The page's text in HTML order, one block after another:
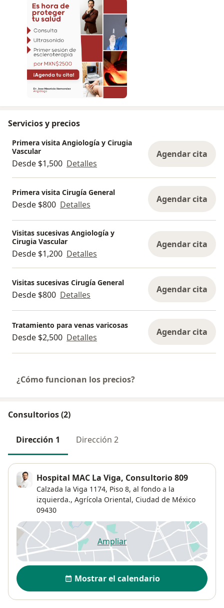
Servicios y precios
Primera visita Angiología y Cirugia
Vascular
Desde $1,500 Detalles
Agendar cita
Primera visita Cirugía General
Desde $800 Detalles Agendar cita
Visitas sucesivas Angiología y
Cirugia Vascular
Desde $1,200 Detalles
Agendar cita
Visitas sucesivas Cirugía General
Desde $800 Detalles Agendar cita
Tratamiento para venas varicosas
Desde $2,500 Detalles Agendar cita
¿Cómo funcionan los precios?
Consultorios (2)
Dirección 1 Dirección 2
Hospital MAC La Viga, Consultorio 809
Calzada la Viga 1174, Piso 8, al fondo a la
izquierda., Agrícola Oriental, Ciudad de México
09430
Ampliarse abre en una nueva
Disponibilidad
Mostrar el calendario